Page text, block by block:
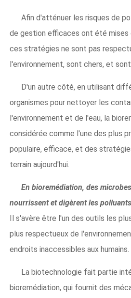
Afin d'atténuer les risques de
de gestion efficaces ont été mises
ces stratégies ne sont pas
l'environnement, sont chers, et
D'un autre côté, en utilisant
organismes pour nettoyer les
l'environnement et de l'eau, la
considérée comme l'une des plus
populaire, efficace, et des
terrain aujourd'hui.
En bioremédiation, des
nourrissent et digèrent les
Il s'avère être l'un des outils les
plus respectueux de
endroits inaccessibles aux humains.
La biotechnologie fait partie
bioremédiation, qui fournit des